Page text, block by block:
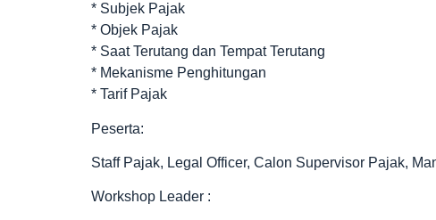
* Subjek Pajak
* Objek Pajak
* Saat Terutang dan Tempat Terutang
* Mekanisme Penghitungan
* Tarif Pajak
Peserta:
Staff Pajak, Legal Officer, Calon Supervisor Pajak,
Workshop Leader :